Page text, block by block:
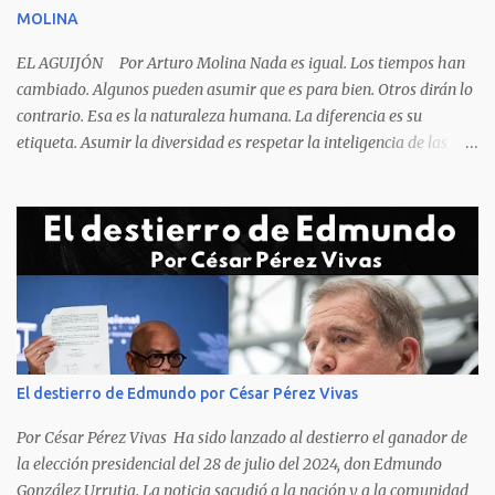
recuento de lo sucedido antes de este día fatídico. ...
MOLINA
EL AGUIJÓN Por Arturo Molina Nada es igual. Los tiempos han
cambiado. Algunos pueden asumir que es para bien. Otros dirán lo
contrario. Esa es la naturaleza humana. La diferencia es su
etiqueta. Asumir la diversidad es respetar la inteligencia de las
obliga a los líderes, a crear de forma urgente, estrategias
responsables para restituir la confianza de los ciudadanos hacia
las instituciones. El desmoronamiento moral de la sociedad va a
repercutir en la de los gobernantes, a quienes los devorará la
soledad. Un soplo de aliento fresco es la solicitud en la calle. La
relación sólida entre gobernantes y gobernados se construye con
base a la comunicación y la transparencia en las actuaciones. El
gobernante que pretenda una oposición a su medida obtendrá
como resultado el fracaso de la gestión gubernamental. Restringir
el acceso a la información, es n...
El destierro de Edmundo por César Pérez Vivas
Por César Pérez Vivas Ha sido lanzado al destierro el ganador de
la elección presidencial del 28 de julio del 2024, don Edmundo
González Urrutia. La noticia sacudió a la nación y a la comunidad